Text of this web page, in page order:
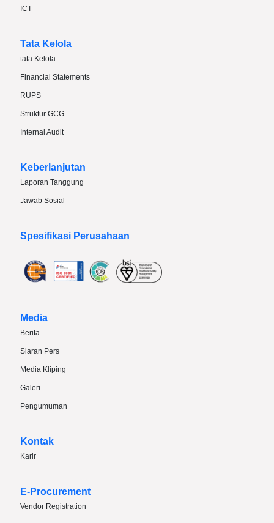
ICT
Tata Kelola
tata Kelola
Financial Statements
RUPS
Struktur GCG
Internal Audit
Keberlanjutan
Laporan Tanggung
Jawab Sosial
Spesifikasi Perusahaan
Media
Berita
Siaran Pers
Media Kliping
Galeri
Pengumuman
Kontak
Karir
E-Procurement
Vendor Registration